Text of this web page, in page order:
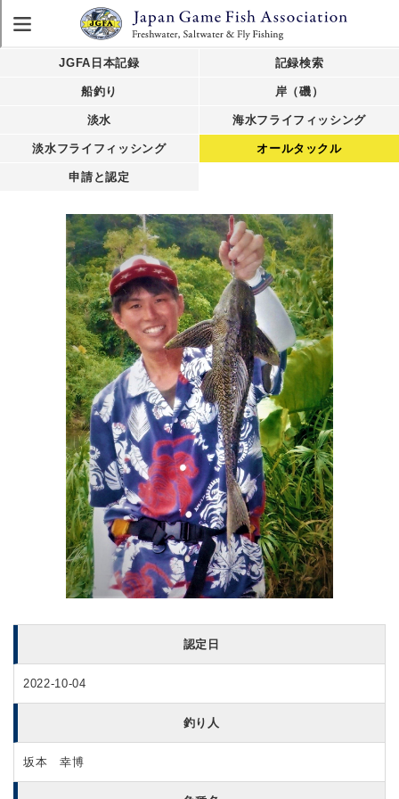
JGFA日本記録 記録検索
船釣り 岸（磯）
淡水 海水フライフィッシング
淡水フライフィッシング オールタックル
申請と認定
認定日
2022-10-04
釣り人
坂本 幸博